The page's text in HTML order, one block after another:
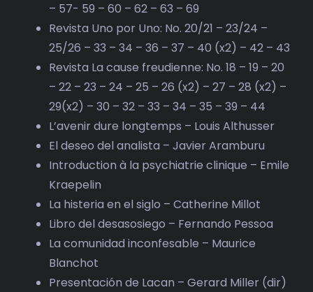
RED EOL
MEDIODICHO
ACTUALIDAD
CONTACTO
– 57- 59 – 60 – 62 – 63 – 69
Revista Uno por Uno: No. 20/21 – 23/24 –
25/26 – 33 – 34 – 36 – 37 – 40 (x2) – 42 – 43
Revista La cause freudienne: No. 18 – 19 – 20
– 22 – 23 – 24 – 25 – 26 (x2) – 27 – 28 (x2) –
29(x2) – 30 – 32 – 33 – 34 – 35 – 39 – 44
L’avenir dure longtemps – Louis Althusser
El deseo del analista – Javier Aramburu
Introduction à la psychiatrie clinique – Emile
Kraepelin
La histeria en el siglo – Catherine Millot
Libro del desasosiego – Fernando Pessoa
La comunidad inconfesable – Maurice
Blanchot
Presentación de Lacan – Gerard Miller (dir)